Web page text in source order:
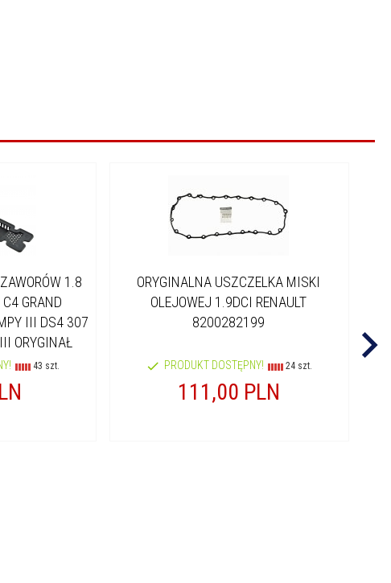
1.8
GRAND
III DS4 307
ORYGINAŁ
43 szt.
ORYGINALNA USZCZELKA MISKI
OLEJOWEJ 1.9DCI RENAULT
8200282199
PRODUKT DOSTĘPNY! 24 szt.
111,00 PLN